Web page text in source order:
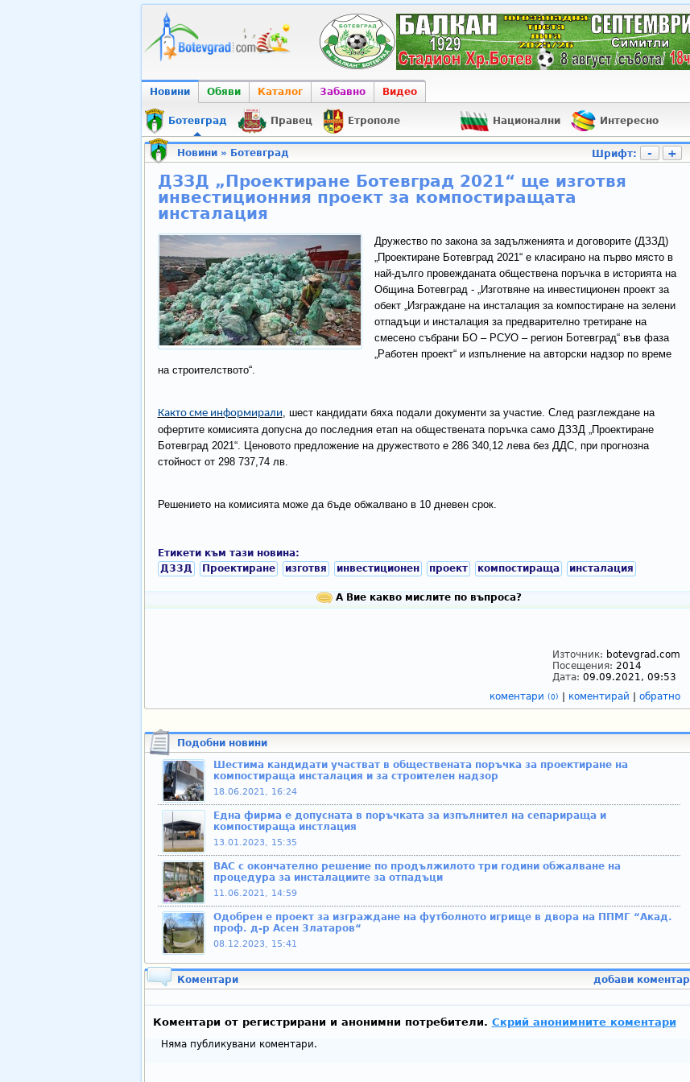
Новини Обяви Каталог Забавно Видео
Ботевград Правец Етрополе Национални Интересно
Новини» Ботевград Шрифт: - +
ДЗЗД „Проектиране Ботевград 2021“ ще изготвя
инвестиционния проект за компостиращата
инсталация
Дружество по закона за задълженията и договорите (ДЗЗД)
„Проектиране Ботевград 2021“ е класирано на първо място в
най-дълго провежданата обществена поръчка в историята на
Община Ботевград - „Изготвяне на инвестиционен проект за
обект „Изграждане на инсталация за компостиране на зелени
отпадъци и инсталация за предварително третиране на
смесено събрани БО – РСУО – регион Ботевград“ във фаза
„Работен проект“ и изпълнение на авторски надзор по време
на строителството“.
Както сме информирали, шест кандидати бяха подали документи за участие. След разглеждане на
офертите комисията допусна до последния етап на обществената поръчка само ДЗЗД „Проектиране
Ботевград 2021“. Ценовото предложение на дружеството е 286 340,12 лева без ДДС, при прогнозна
стойност от 298 737,74 лв.
Решението на комисията може да бъде обжалвано в 10 дневен срок.
Етикети към тази новина:
ДЗЗД
Проектиране изготвя инвестиционен проект компостираща инсталация
А Вие какво мислите по въпроса?
Източник: botevgrad.com
Посещения: 2014
Дата: 09.09.2021, 09:53
коментари (0) коментирай обратно
Подобни новини
Шестима кандидати участват в обществената поръчка за проектиране на
компостираща инсталация и за строителен надзор
18.06.2021, 16:24
Една фирма е допусната в поръчката за изпълнител на сепарираща и
компостираща инстлация
13.01.2023, 15:35
ВАС с окончателно решение по продължилото три години обжалване на
процедура за инсталациите за отпадъци
11.06.2021, 14:59
Одобрен е проект за изграждане на футболното игрище в двора на ППМГ “Акад.
проф. д-р Асен Златаров“
08.12.2023, 15:41
Коментари добави коментар
Коментари от регистрирани и анонимни потребители. Скрий анонимните коментари
Няма публикувани коментари.